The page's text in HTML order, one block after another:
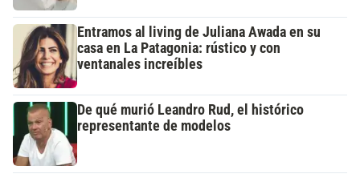
Entramos al living de Juliana Awada en su
casa en La Patagonia: rústico y con
ventanales increíbles
De qué murió Leandro Rud, el histórico
representante de modelos